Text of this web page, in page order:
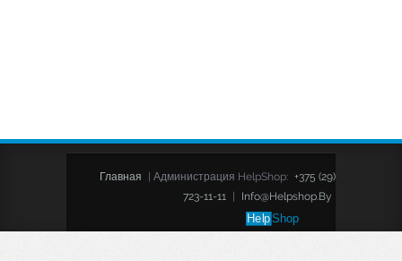
Главная | Администрация HelpShop: +375 (29)
723-11-11
| Info@helpshop.by